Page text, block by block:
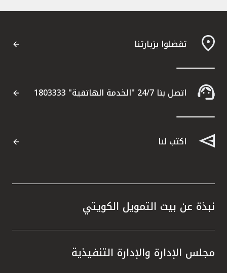
تفضلوا بزيارتنا
اتصل بنا 24/7 "الخدمة الهاتفية" 1803333
اكتب لنا
نبذة عن بيت التمويل الكويتي
مجلس الإدارة والإدارة التنفيذية